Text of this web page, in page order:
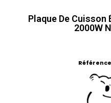
Plaque De
2000W
Référence